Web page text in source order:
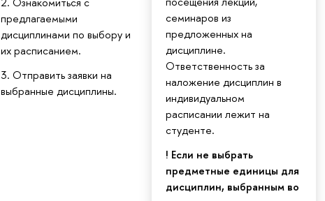
предлагаемыми
дисциплинами по выбору и
их расписанием.
3. Отправить заявки на
выбранные дисциплины.
семинаров из
предложенных на
дисциплине.
Ответственность за
наложение дисциплин в
индивидуальном
расписании лежит на
студенте.
! Если не выбрать
предметные единицы для
дисциплин, выбранным во